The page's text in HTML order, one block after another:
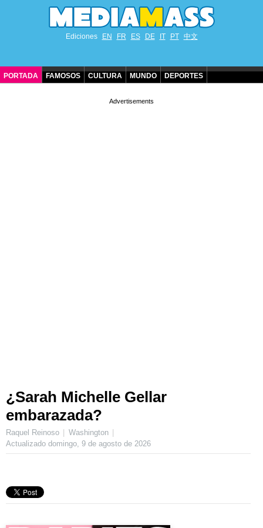
Ediciones EN FR ES DE IT PT 中文
PORTADA FAMOSOS CULTURA MUNDO DEPORTES
¿Sarah Michelle Gellar
embarazada?
Raquel Reinoso
Washington
Actualizado domingo, 9 de agosto de 2026